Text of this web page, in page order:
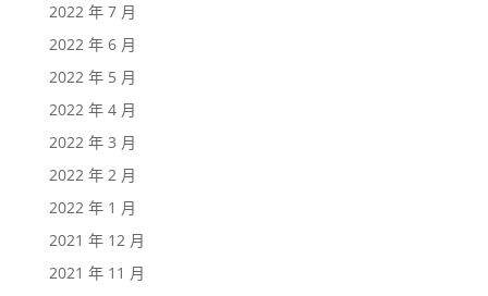
2022 年 7 月
2022 年 6 月
2022 年 5 月
2022 年 4 月
2022 年 3 月
2022 年 2 月
2022 年 1 月
2021 年 12 月
2021 年 11 月